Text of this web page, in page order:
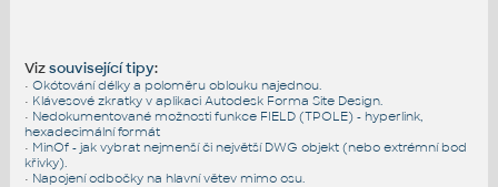
Vizsouvisející tipy:
• Okótování délky a poloměru oblouku najednou.
• Klávesové zkratky v aplikaci Autodesk Forma Site Design.
• Nedokumentované možnosti funkce FIELD (TPOLE) - hyperlink,
hexadecimální formát
• MinOf - jak vybrat nejmenší či největší DWG objekt (nebo extrémní bod
křivky).
• Napojení odbočky na hlavní větev mimo osu.